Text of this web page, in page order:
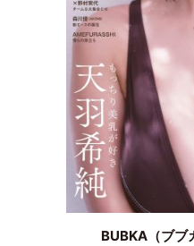
BUBKA（ブ